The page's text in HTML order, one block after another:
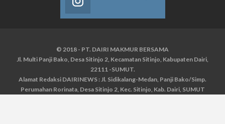
© 2018 - PT. DAIRI MAKMUR BERSAMA
Jl. Multi Panji Bako, Desa Sitinjo 2, Kecamatan Sitinjo, Kabupaten Dairi,
22111 -SUMUT.
Alamat Redaksi DAIRINEWS : Jl. Sidikalang-Medan, Panji Bako/Simp.
Perumahan Rorinata, Desa Sitinjo 2, Kec. Sitinjo, Kab. Dairi, SUMUT